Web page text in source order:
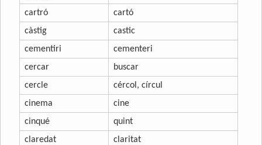
cartró
cartó
càstig
castic
cementiri
cementeri
cercar
buscar
cercle
cércol, círcul
cinema
cine
cinqué
quint
claredat
claritat